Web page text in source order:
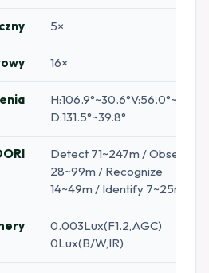
5×
16×
H:106.9°~30.6°V:56.0°~17.7°
D:131.5°~39.8°
Detect 71~247m / Observe
28~99m / Recognize
14~49m / Identify 7~25m
0.003Lux(F1.2,AGC)
0Lux(B/W,IR)